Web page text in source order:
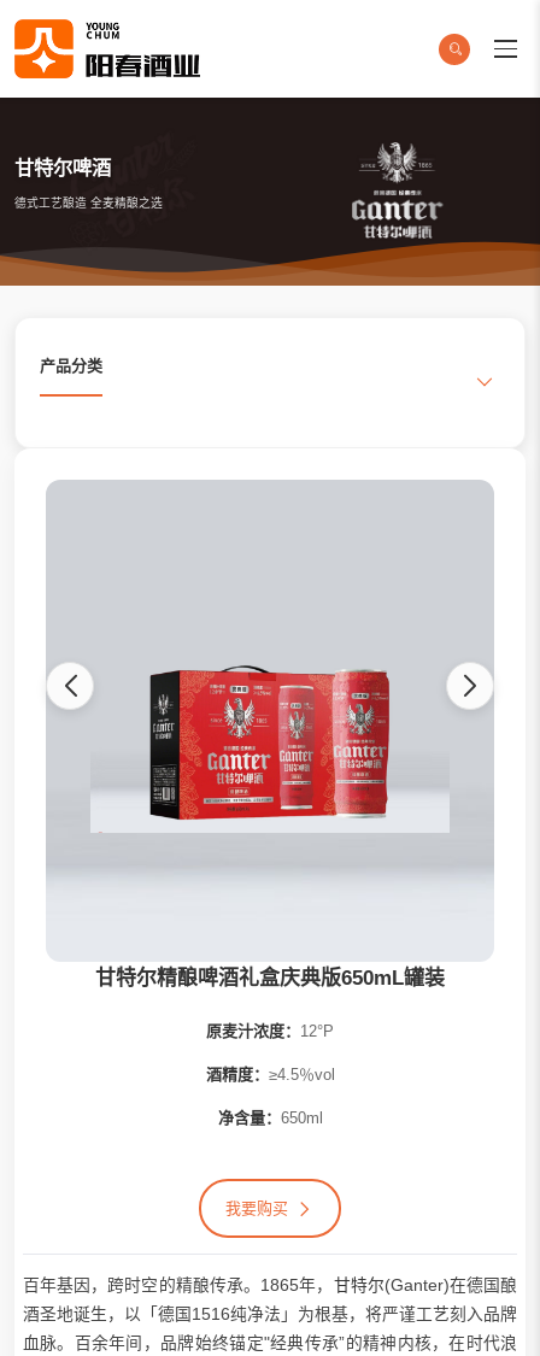
甘特尔啤酒
德式工艺酿造 全麦精酿之选
产品分类
唇语啤酒
鲜啤桶啤
甘特尔精酿啤酒礼盒庆典版650mL罐装
原麦汁浓度： 12°P
酒精度： ≥4.5％vol
净含量： 650ml
我要购买
百年基因，跨时空的精酿传承。1865年， 甘特尔(Ganter)在德国酿
酒圣地诞生，以「德国1516纯净法」为根基，将严谨工艺刻入品牌
血脉。百余年间，品牌始终锚定"经典传承”的精神内核，在时代浪